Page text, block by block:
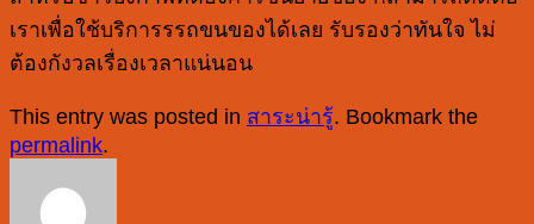
เราเพื่อใช้บริการรรถขนของได้เลย รับรองว่าทันใจ ไม่
ต้องกังวลเรื่องเวลาแน่นอน
This entry was posted in สาระน่ารู้. Bookmark the
permalink.